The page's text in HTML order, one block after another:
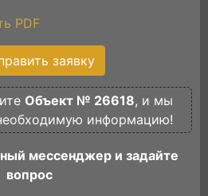
PDF
заявку
Объект № 26618, и мы
информацию!
мессенджер и задайте
вопрос